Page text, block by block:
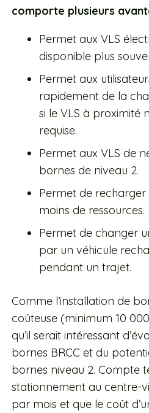
comporte plusieurs
Permet aux VLS
disponible plus
Permet aux
rapidement de la
si le VLS à proximité
requise.
Permet aux VLS de
bornes de niveau 2.
Permet de recharger
moins de ressources.
Permet de changer
par un véhicule
pendant un trajet.
Comme l’installation de
coûteuse (minimum 10
qu’il serait intéressant
bornes BRCC et du
bornes niveau 2. Compte
stationnement au centre-
par mois et que le coût